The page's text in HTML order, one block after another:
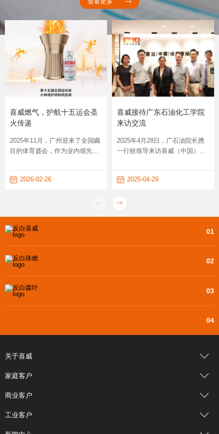
喜威燃气，护航十五运会圣
火传递
2025年11月，广州迎来了全国瞩
目的体育盛会，作为业内领先的
作为此次仪式的技术支持单位，
提供安全可靠的火种保护燃料，
2026-02-26
喜威接待广东石油化工学院
来访交流
2025年4月28日，广石油院长携
一行校领导来访喜威（中国）投
方就LPG（液化石油气）清洁能
方面进行交流学习。访谈圆满结
2025-04-29
01
02
03
04
关于喜威
家庭客户
商业客户
工业客户